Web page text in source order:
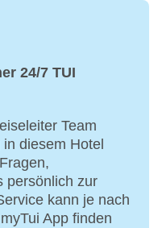
24/7 TUI
Team
diesem Hotel
persönlich zur
kann je nach
App finden